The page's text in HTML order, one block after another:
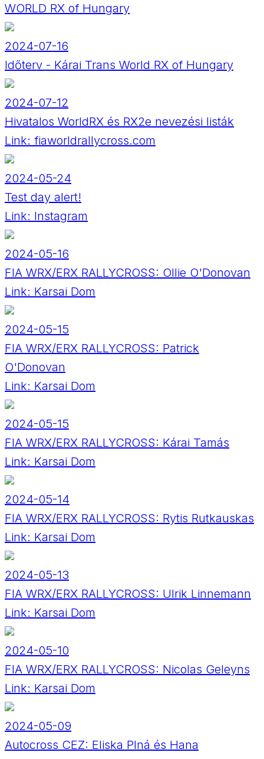
WORLD RX of Hungary
2024-07-16
Időterv - Kárai Trans World RX of Hungary
2024-07-12
Hivatalos WorldRX és RX2e nevezési listák
Link: fiaworldrallycross.com
2024-05-24
Test day alert!
Link: Instagram
2024-05-16
FIA WRX/ERX RALLYCROSS: Ollie O'Donovan
Link: Karsai Dom
2024-05-15
FIA WRX/ERX RALLYCROSS: Patrick
O'Donovan
Link: Karsai Dom
2024-05-15
FIA WRX/ERX RALLYCROSS: Kárai Tamás
Link: Karsai Dom
2024-05-14
FIA WRX/ERX RALLYCROSS: Rytis Rutkauskas
Link: Karsai Dom
2024-05-13
FIA WRX/ERX RALLYCROSS: Ulrik Linnemann
Link: Karsai Dom
2024-05-10
FIA WRX/ERX RALLYCROSS: Nicolas Geleyns
Link: Karsai Dom
2024-05-09
Autocross CEZ: Eliska Plná és Hana